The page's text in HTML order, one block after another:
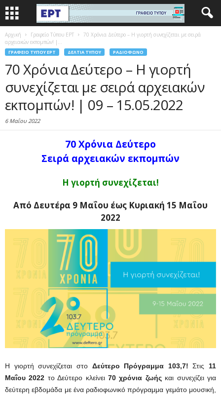
Αρχική Γραφείο Τύπου ΕΡΤ
70 Χρόνια Δεύτερο – Η γιορτή συνεχίζεται με σειρά
αρχειακών εκπομπών! |...
ΓΡΑΦΕΊΟ ΤΎΠΟΥ ΕΡΤ ΔΕΛΤΊΑ ΤΎΠΟΥ ΡΑΔΙΌΦΩΝΟ
70 Χρόνια Δεύτερο – Η γιορτή
συνεχίζεται με σειρά αρχειακών
εκπομπών! | 09 – 15.05.2022
6 Μαΐου 2022
70 Χρόνια Δεύτερο
Σειρά αρχειακών εκπομπών
Η γιορτή συνεχίζεται!
Από Δευτέρα 9 Μαΐου έως Κυριακή 15 Μαΐου
2022
Η γιορτή συνεχίζεται στο Δεύτερο Πρόγραμμα 103,7! Στις 11
Μαΐου 2022 το Δεύτερο κλείνει70 χρόνια ζωήςκαι συνεχίζει για
δεύτερη εβδομάδα με ένα ραδιοφωνικό πρόγραμμα γεμάτο μουσική,